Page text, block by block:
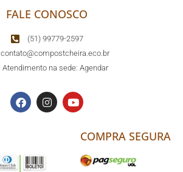
FALE CONOSCO
(51) 99779-2597
contato@compostcheira.eco.br
Atendimento na sede: Agendar
COMPRA SEGURA